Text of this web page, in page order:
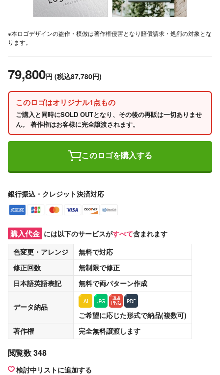
※本ロゴデザインの盗作・模倣は著作権侵害となり賠償請求・処罰の対象とな
ります。
79,800円 (税込87,780円)
このロゴはオリジナル1点もの
ご購入と同時にSOLD OUTとなり、その後の再販は一切ありませ
ん。 著作権はお客様に完全譲渡されます。
このロゴを購入する
銀行振込・クレジット決済対応
購入代金 には以下のサービスがすべて含まれます
色変更・アレンジ
無料で対応
修正回数
無制限で修正
日本語英語表記
無料で両パターン作成
データ納品
ご希望に応じた形式で納品(複数可)
著作権
完全無料譲渡します
閲覧数 348
検討中リストに追加する